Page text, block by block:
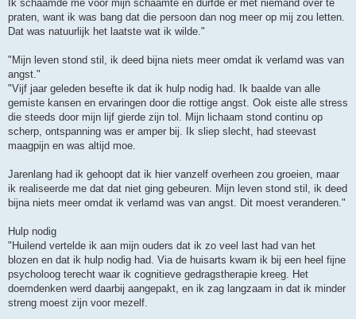
Ik schaamde me voor mijn schaamte en durfde er met niemand over te
praten, want ik was bang dat die persoon dan nog meer op mij zou letten.
Dat was natuurlijk het laatste wat ik wilde."
"Mijn leven stond stil, ik deed bijna niets meer omdat ik verlamd was van
angst."
"Vijf jaar geleden besefte ik dat ik hulp nodig had. Ik baalde van alle
gemiste kansen en ervaringen door die rottige angst. Ook eiste alle stress
die steeds door mijn lijf gierde zijn tol. Mijn lichaam stond continu op
scherp, ontspanning was er amper bij. Ik sliep slecht, had steevast
maagpijn en was altijd moe.
Jarenlang had ik gehoopt dat ik hier vanzelf overheen zou groeien, maar
ik realiseerde me dat dat niet ging gebeuren. Mijn leven stond stil, ik deed
bijna niets meer omdat ik verlamd was van angst. Dit moest veranderen."
Hulp nodig
"Huilend vertelde ik aan mijn ouders dat ik zo veel last had van het
blozen en dat ik hulp nodig had. Via de huisarts kwam ik bij een heel fijne
psycholoog terecht waar ik cognitieve gedragstherapie kreeg. Het
doemdenken werd daarbij aangepakt, en ik zag langzaam in dat ik minder
streng moest zijn voor mezelf.